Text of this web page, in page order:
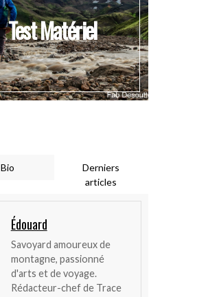
Test Matériel
Bio
Derniers
articles
Édouard
Savoyard amoureux de
montagne, passionné
d'arts et de voyage.
Rédacteur-chef de Trace